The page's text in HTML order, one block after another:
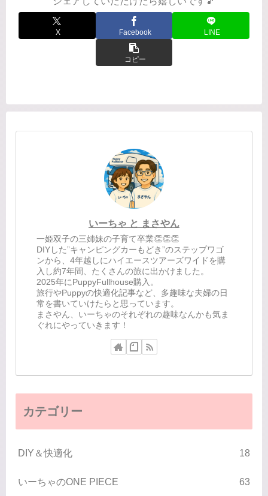
X Facebook LINE
コピー
いーちゃ と まさやん
一姫双子の三姉妹の子育て卒業👏👏👏
DIYした”キャンピングカーもどき”のステップワゴ
ンから、4年越しにハイエースツアーズワイドを購
入し約7年間、たくさんの旅に出かけました。
2025年にPuppyFullhouse購入。
旅行やPuppyの快適化記事など、多趣味な夫婦の日
常を書いていけたらと思っています。
まさやん、いーちゃのそれぞれの趣味なんかも気ま
ぐれにやっていきます！
カテゴリー
DIY＆快適化 18
いーちゃのONE PIECE 63